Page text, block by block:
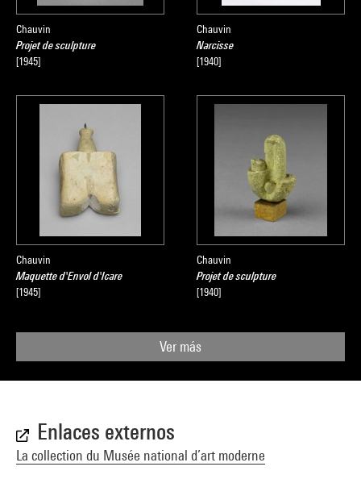
Chauvin
Projet de sculpture
[1945]
Chauvin
Narcisse
[1940]
Chauvin
Maquette d'Envol d'Icare
[1945]
Chauvin
Projet de sculpture
[1940]
Ver más
Enlaces externos
La collection du Musée national d’art moderne